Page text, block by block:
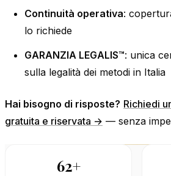
Continuità operativa:
lo richiede
GARANZIA LEGALIS™: unica
sulla legalità dei metodi in Italia
Hai bisogno di risposte? Richiedi
gratuita e riservata → — senza
62+